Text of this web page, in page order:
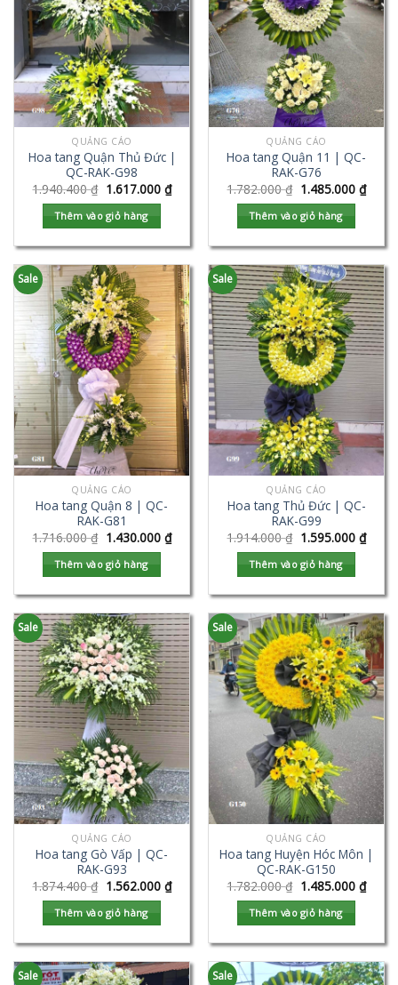
QUẢNG CÁO
Hoa tang Quận Thủ Đức |
QC-RAK-G98
1.940.400₫ 1.617.000 ₫
Thêm vào giỏ hàng
QUẢNG CÁO
Hoa tang Quận 11 | QC-
RAK-G76
1.782.000₫ 1.485.000 ₫
Thêm vào giỏ hàng
Sale
QUẢNG CÁO
Hoa tang Quận 8 | QC-
RAK-G81
1.716.000₫ 1.430.000 ₫
Thêm vào giỏ hàng
Sale
QUẢNG CÁO
Hoa tang Thủ Đức | QC-
RAK-G99
1.914.000₫ 1.595.000 ₫
Thêm vào giỏ hàng
Sale
QUẢNG CÁO
Hoa tang Gò Vấp | QC-
RAK-G93
1.874.400₫ 1.562.000 ₫
Thêm vào giỏ hàng
Sale
QUẢNG CÁO
Hoa tang Huyện Hóc Môn |
QC-RAK-G150
1.782.000₫ 1.485.000 ₫
Thêm vào giỏ hàng
Sale Sale